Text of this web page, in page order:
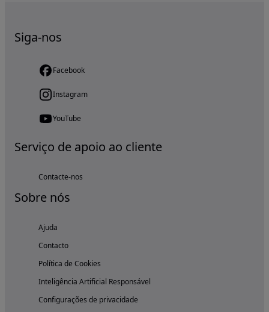
Siga-nos
Facebook
Instagram
YouTube
Serviço de apoio ao cliente
Contacte-nos
Sobre nós
Ajuda
Contacto
Política de Cookies
Inteligência Artificial Responsável
Configurações de privacidade